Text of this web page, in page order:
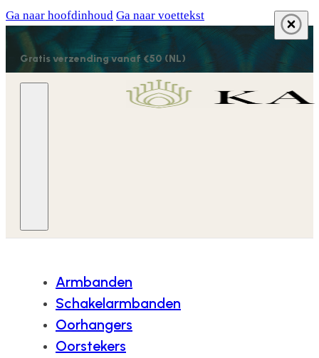
Ga naar hoofdinhoud Ga naar voettekst
Gratis verzending vanaf €50 (NL)
Armbanden
Schakelarmbanden
Oorhangers
Oorstekers